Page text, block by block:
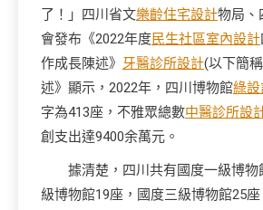
了！」四川省文樂齡住宅設計物局、
會發布《2022年度民生社區室內設計
作成長陳述》 牙醫診所設計(以下簡
述》顯示，2022年，四川博物館綠
字為413座，不雅眾總數中醫診所設
創支出達9400余萬元。
據清楚，四川共有國度一級博物
級博物館19座，國度三級博物館25